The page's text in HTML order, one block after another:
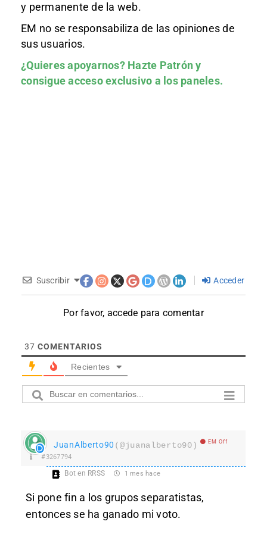
y permanente de la web.
EM no se responsabiliza de las opiniones de
sus usuarios.
¿Quieres apoyarnos? Hazte Patróny
consigue acceso exclusivo a los paneles.
Suscribir Acceder
Por favor, accede para comentar
37 COMENTARIOS
Recientes
JuanAlberto90 (@juanalberto90) EM Off
#3267794
Bot en RRSS 1 mes hace
Si pone fin a los grupos separatistas,
entonces se ha ganado mi voto.